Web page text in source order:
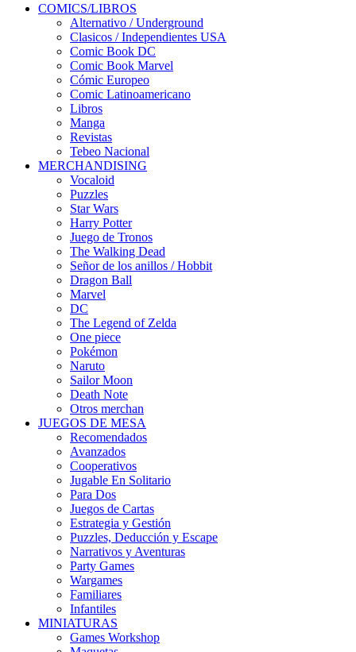
COMICS/LIBROS
Alternativo / Underground
Clasicos / Independientes USA
Comic Book DC
Comic Book Marvel
Cómic Europeo
Comic Latinoamericano
Libros
Manga
Revistas
Tebeo Nacional
MERCHANDISING
Vocaloid
Puzzles
Star Wars
Harry Potter
Juego de Tronos
The Walking Dead
Señor de los anillos / Hobbit
Dragon Ball
Marvel
DC
The Legend of Zelda
One piece
Pokémon
Naruto
Sailor Moon
Death Note
Otros merchan
JUEGOS DE MESA
Recomendados
Avanzados
Cooperativos
Jugable En Solitario
Para Dos
Juegos de Cartas
Estrategia y Gestión
Puzzles, Deducción y Escape
Narrativos y Aventuras
Party Games
Wargames
Familiares
Infantiles
MINIATURAS
Games Workshop